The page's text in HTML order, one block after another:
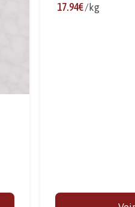
17.94€/kg